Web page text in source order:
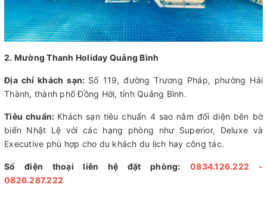
2. Mường Thanh Holiday Quảng Bình
Địa chỉ khách sạn: Số 119, đường Trương Pháp, phường Hải
Thành, thành phố Đồng Hới, tỉnh Quảng Bình.
Tiêu chuẩn: Khách sạn tiêu chuẩn 4 sao nằm đối diện bên bờ
biển Nhật Lệ với các hạng phòng như Superior, Deluxe và
Executive phù hợp cho du khách du lịch hay công tác.
Số điện thoại liên hệ đặt phòng:
0834.126.222 -
0826.287.222